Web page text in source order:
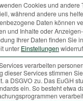
hingegen gelebter
bestens Bescheid.
erschließt, die
es für einen
im Hinterkopf
Cookies und
während andere uns
Daten können
und Inhalte oder
Ihrer Daten finden Sie
unter Einstellungen
verarbeiten
dieser Services stimmen
a DSGVO zu. Das EuGH
ein. So besteht etwa